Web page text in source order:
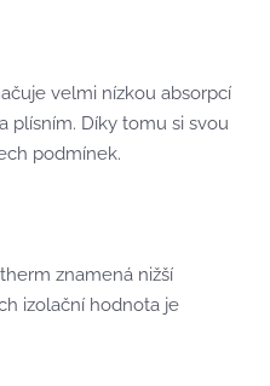
velmi nízkou absorpcí
plísním. Díky tomu si svou
podmínek.
znamená nižší
izolační hodnota je